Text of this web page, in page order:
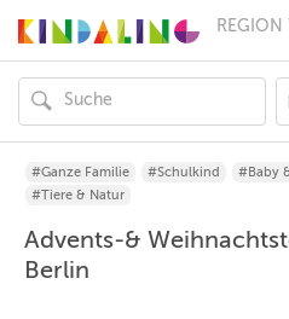
REGION
KÖLN
#Ganze Familie #Schulkind
#Baby
#Tiere & Natur
Advents-&
Berlin